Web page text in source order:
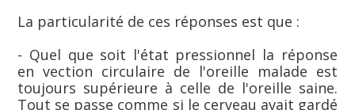
La particularité de ces réponses est que :
- Quel que soit l'état pressionnel la réponse
en vection circulaire de l'oreille malade est
toujours supérieure à celle de l'oreille saine.
Tout se passe comme si le cerveau avait gardé